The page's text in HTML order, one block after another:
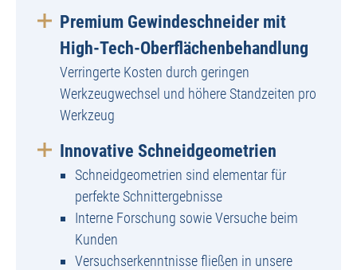
Premium Gewindeschneider mit
High-Tech-Oberflächenbehandlung
Verringerte Kosten durch geringen
Werkzeugwechsel und höhere Standzeiten pro
Werkzeug
Innovative Schneidgeometrien
Schneidgeometrien sind elementar für
perfekte Schnittergebnisse
Interne Forschung sowie Versuche beim
Kunden
Versuchserkenntnisse fließen in unsere